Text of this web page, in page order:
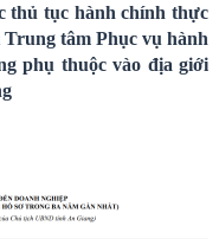
thủ tục hành chính thực
tâm Phục vụ hành
phụ thuộc vào địa giới